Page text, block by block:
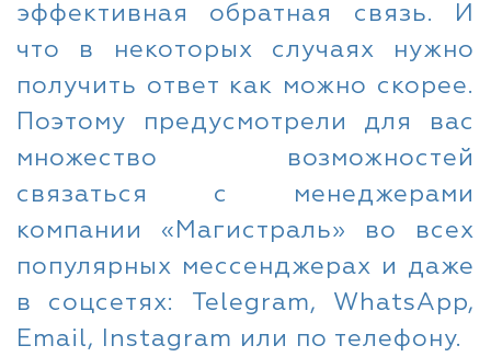
эффективная обратная связь. И
что в некоторых случаях нужно
получить ответ как можно скорее.
Поэтому предусмотрели для вас
множество возможностей
связаться с менеджерами
компании «Магистраль» во всех
популярных мессенджерах и даже
в соцсетях: Telegram, WhatsApp,
Email, Instagram или по телефону.